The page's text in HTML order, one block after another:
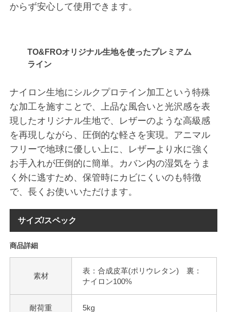
からず安心して使用できます。
TO&FROオリジナル生地を使ったプレミアム
ライン
ナイロン生地にシルクプロテイン加工という特殊
な加工を施すことで、上品な風合いと光沢感を表
現したオリジナル生地で、レザーのような高級感
を再現しながら、圧倒的な軽さを実現。アニマル
フリーで地球に優しい上に、レザーより水に強く
お手入れが圧倒的に簡単。カバン内の湿気をうま
く外に逃すため、保管時にカビにくいのも特徴
で、長くお使いいただけます。
サイズ/スペック
商品詳細
素材
表：合成皮革(ポリウレタン) 裏：
ナイロン100%
耐荷重 5kg